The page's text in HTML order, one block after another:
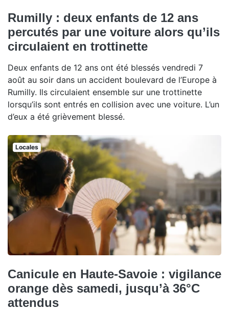
Rumilly : deux enfants de 12 ans
percutés par une voiture alors qu’ils
circulaient en trottinette
Deux enfants de 12 ans ont été blessés vendredi 7
août au soir dans un accident boulevard de l’Europe à
Rumilly. Ils circulaient ensemble sur une trottinette
lorsqu’ils sont entrés en collision avec une voiture. L’un
d’eux a été grièvement blessé.
Locales
Canicule en Haute-Savoie : vigilance
orange dès samedi, jusqu’à 36°C
attendus